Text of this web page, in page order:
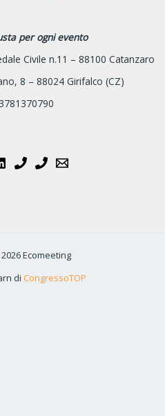
per ogni evento
Civile n.11 – 88100 Catanzaro
8 – 88024 Girifalco (CZ)
Ecomeeting
di CongressoTOP